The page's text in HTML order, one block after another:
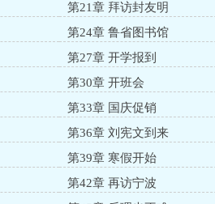
第21章 拜访封友明
第24章 鲁省图书馆
第27章 开学报到
第30章 开班会
第33章 国庆促销
第36章 刘宪文到来
第39章 寒假开始
第42章 再访宁波